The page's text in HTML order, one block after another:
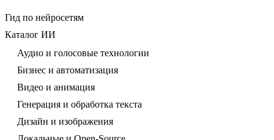
Гид по нейросетям
Каталог ИИ
Аудио и голосовые технологии
Бизнес и автоматизация
Видео и анимация
Генерация и обработка текста
Дизайн и изображения